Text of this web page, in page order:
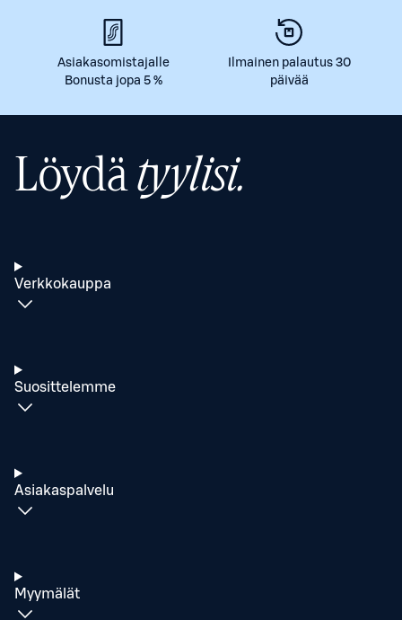
Asiakasomistajalle
Bonusta jopa 5 %
Ilmainen palautus 30
päivää
Löydätyylisi.
Verkkokauppa
Suosittelemme
Asiakaspalvelu
Myymälät